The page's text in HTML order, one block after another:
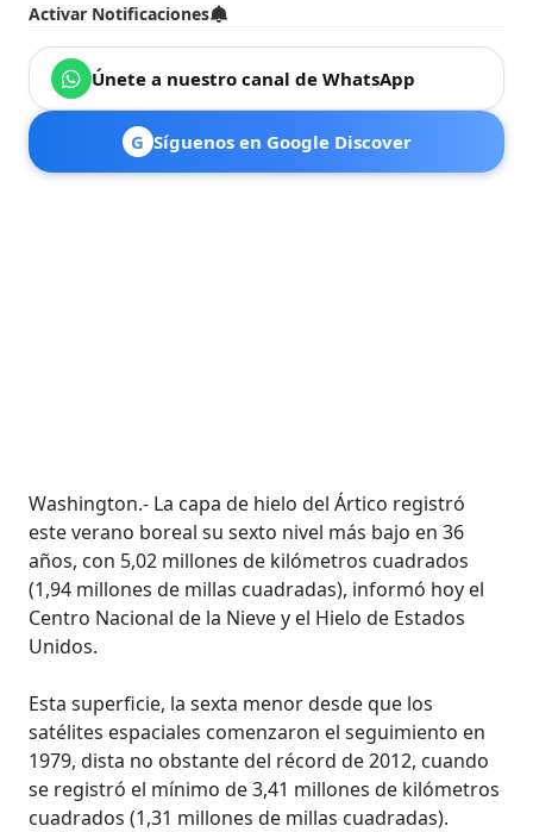
Activar Notificaciones
Únete a nuestro canal de WhatsApp
G Síguenos en Google Discover
Washington.- La capa de hielo del Ártico registró
este verano boreal su sexto nivel más bajo en 36
años, con 5,02 millones de kilómetros cuadrados
(1,94 millones de millas cuadradas), informó hoy el
Centro Nacional de la Nieve y el Hielo de Estados
Unidos.
Esta superficie, la sexta menor desde que los
satélites espaciales comenzaron el seguimiento en
1979, dista no obstante del récord de 2012, cuando
se registró el mínimo de 3,41 millones de kilómetros
cuadrados (1,31 millones de millas cuadradas).